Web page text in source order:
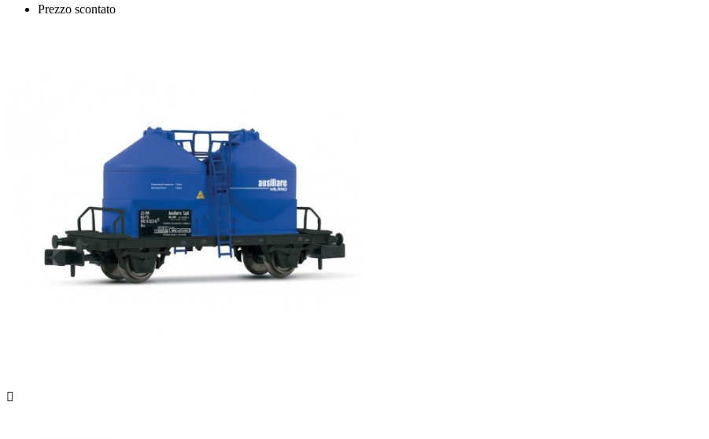
Prezzo scontato
